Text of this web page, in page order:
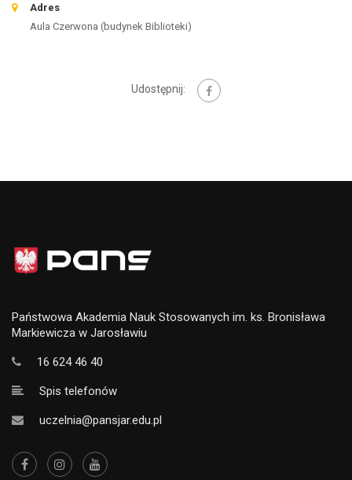
Adres
Aula Czerwona (budynek Biblioteki)
Udostępnij:
Państwowa Akademia Nauk Stosowanych im. ks. Bronisława
Markiewicza w Jarosławiu
16 624 46 40
Spis telefonów
uczelnia@pansjar.edu.pl